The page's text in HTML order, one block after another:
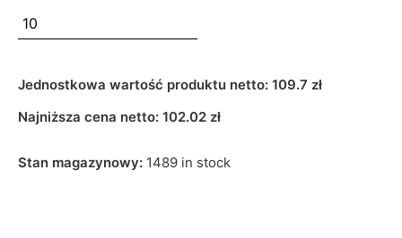
Jednostkowa wartość produktu netto: 109.7 zł
Najniższa cena netto: 102.02 zł
Stan magazynowy: 1489 in stock